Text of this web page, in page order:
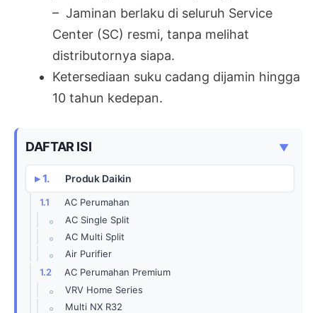
– Jaminan berlaku di seluruh Service
Center (SC) resmi, tanpa melihat
distributornya siapa.
Ketersediaan suku cadang dijamin hingga
10 tahun kedepan.
DAFTAR ISI ▼
Produk Daikin
AC Perumahan
AC Single Split
AC Multi Split
Air Purifier
AC Perumahan Premium
VRV Home Series
Multi NX R32